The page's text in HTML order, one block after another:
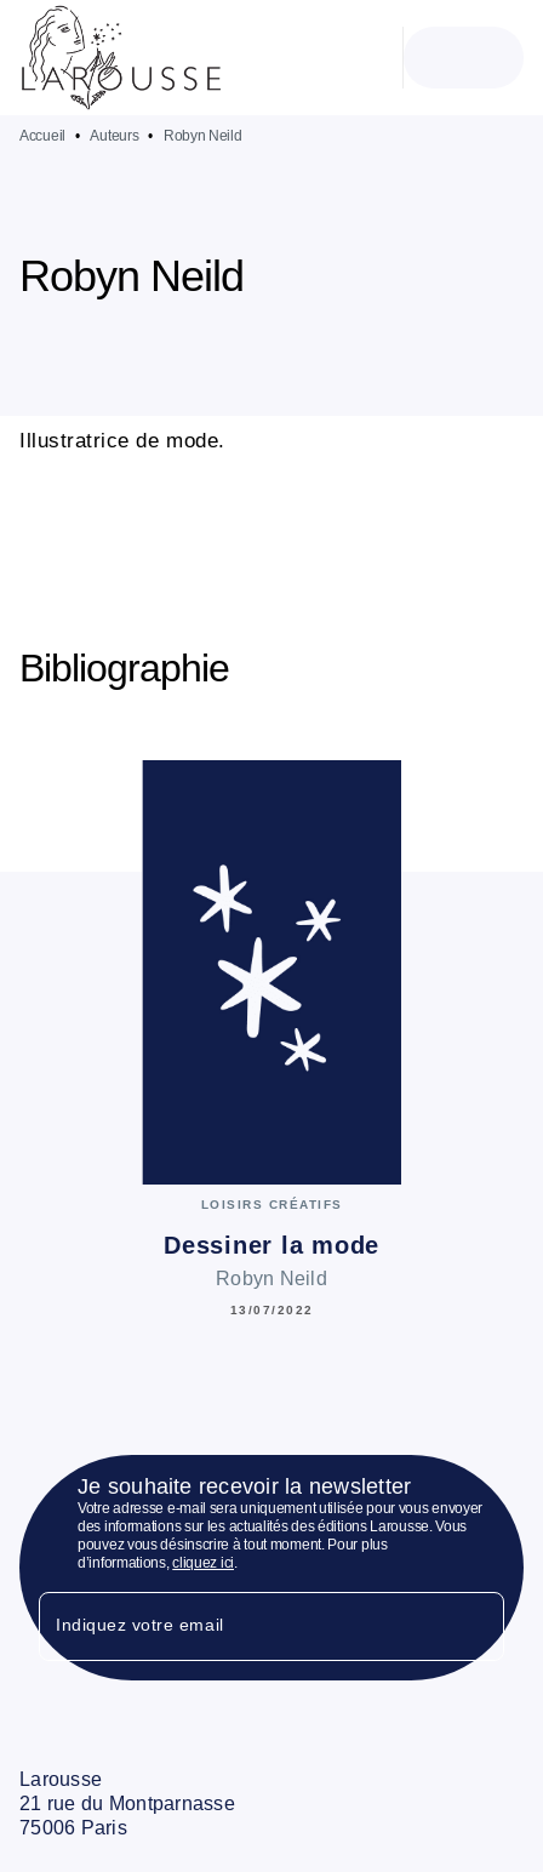
MENU
PIED DE PAGE
Accueil • Auteurs • Robyn Neild
Robyn Neild
Illustratrice de mode.
Bibliographie
LOISIRS CRÉATIFS
Dessiner la mode
Robyn Neild
13/07/2022
Je souhaite recevoir la newsletter
Votre adresse e-mail sera uniquement utilisée pour vous envoyer
des informations sur les actualités des éditions Larousse. Vous
pouvez vous désinscrire à tout moment. Pour plus
d’informations,cliquez ici
Indiquez votre email
Larousse
21 rue du Montparnasse
75006 Paris